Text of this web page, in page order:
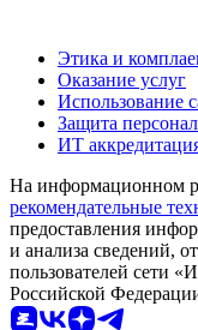
Этика и
Оказание услуг
Использование
Защита
ИТ
На информационном
рекомендательные
предоставления
и анализа сведений,
пользователей сети
Российской